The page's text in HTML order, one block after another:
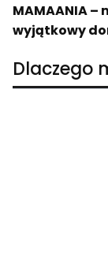
MAMAANIA
wyjątkowy
Dlaczego